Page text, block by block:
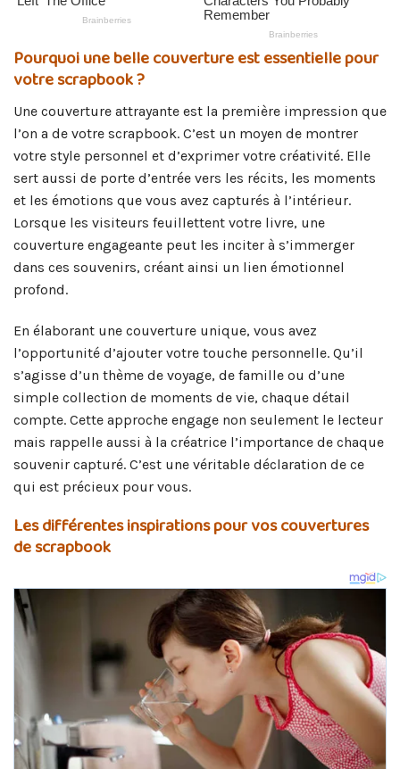
Pourquoi une belle couverture est essentielle pour
votre scrapbook ?
Une couverture attrayante est la première impression que
l’on a de votre scrapbook. C’est un moyen de montrer
votre style personnel et d’exprimer votre créativité. Elle
sert aussi de porte d’entrée vers les récits, les moments
et les émotions que vous avez capturés à l’intérieur.
Lorsque les visiteurs feuillettent votre livre, une
couverture engageante peut les inciter à s’immerger
dans ces souvenirs, créant ainsi un lien émotionnel
profond.
En élaborant une couverture unique, vous avez
l’opportunité d’ajouter votre touche personnelle. Qu’il
s’agisse d’un thème de voyage, de famille ou d’une
simple collection de moments de vie, chaque détail
compte. Cette approche engage non seulement le lecteur
mais rappelle aussi à la créatrice l’importance de chaque
souvenir capturé. C’est une véritable déclaration de ce
qui est précieux pour vous.
Les différentes inspirations pour vos couvertures
de scrapbook